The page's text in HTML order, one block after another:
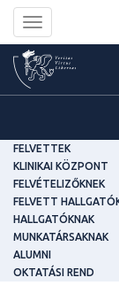
Toggle
navigation
FELVETTEK
KLINIKAI KÖZPONT
FELVÉTELIZŐKNEK
FELVETT
HALLGATÓKNAK
MUNKATÁRSAKNAK
ALUMNI
OKTATÁSI REND